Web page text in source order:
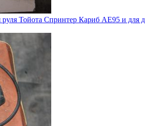
Тойота Спринтер Кариб АЕ95 и для